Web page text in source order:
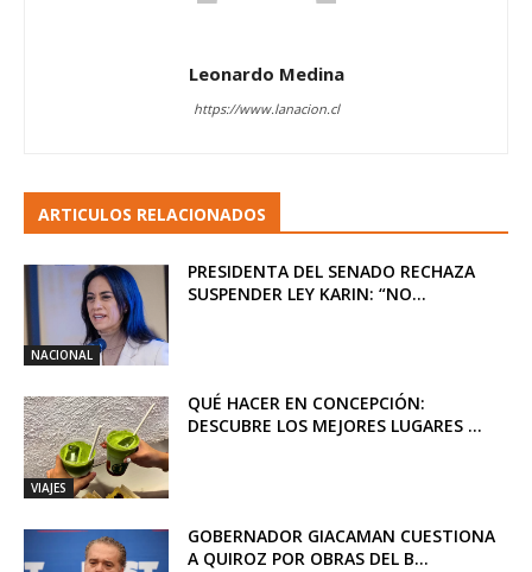
Leonardo Medina
https://www.lanacion.cl
ARTICULOS RELACIONADOS
NACIONAL
PRESIDENTA DEL SENADO RECHAZA
SUSPENDER LEY KARIN: “NO...
VIAJES
QUÉ HACER EN CONCEPCIÓN:
DESCUBRE LOS MEJORES LUGARES ...
GOBERNADOR GIACAMAN CUESTIONA
A QUIROZ POR OBRAS DEL B...